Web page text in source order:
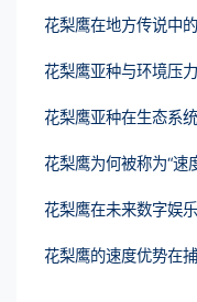
花梨鹰在地方传说中
花梨鹰亚种与环境压
花梨鹰亚种在生态系
花梨鹰为何被称为“速
花梨鹰在未来数字娱
花梨鹰的速度优势在